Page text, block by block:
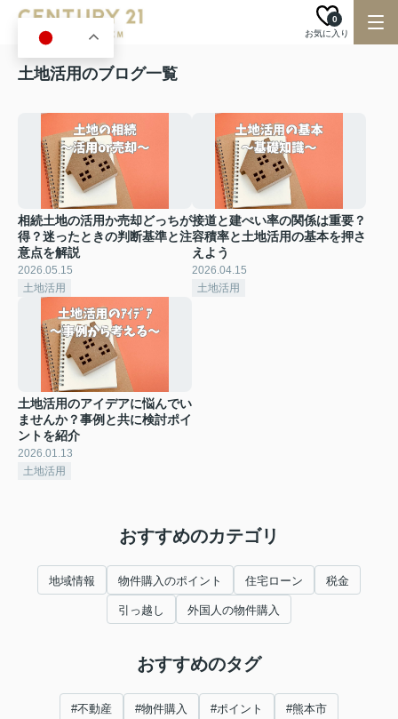
お気に入り
0
土地活用のブログ一覧
相続土地の活用か売却どっちが
得？迷ったときの判断基準と注
意点を解説
2026.05.15
土地活用
接道と建ぺい率の関係は重要？
容積率と土地活用の基本を押さ
えよう
2026.04.15
土地活用
土地活用のアイデアに悩んでい
ませんか？事例と共に検討ポイ
ントを紹介
2026.01.13
土地活用
おすすめのカテゴリ
地域情報 物件購入のポイント 住宅ローン 税金
引っ越し 外国人の物件購入
おすすめのタグ
#不動産 #物件購入 #ポイント #熊本市